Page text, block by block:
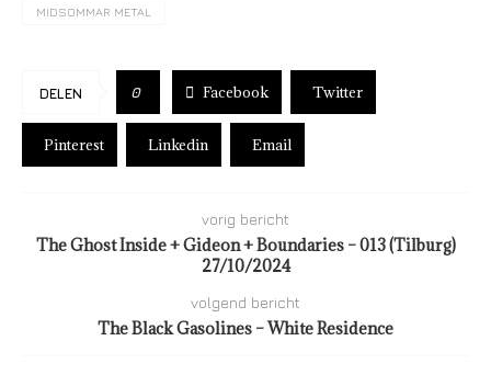
MIDSOMMAR METAL
DELEN 0 Facebook Twitter
Pinterest Linkedin Email
vorig bericht
The Ghost Inside + Gideon + Boundaries – 013 (Tilburg)
27/10/2024
volgend bericht
The Black Gasolines – White Residence